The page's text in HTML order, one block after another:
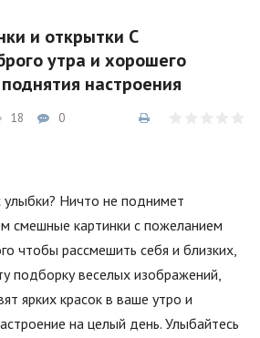
и открытки С
утра и хорошего
настроения
18 0
улыбки? Ничто не поднимет
смешные картинки с пожеланием
чтобы рассмешить себя и близких,
подборку веселых изображений,
ярких красок в ваше утро и
на целый день. Улыбайтесь